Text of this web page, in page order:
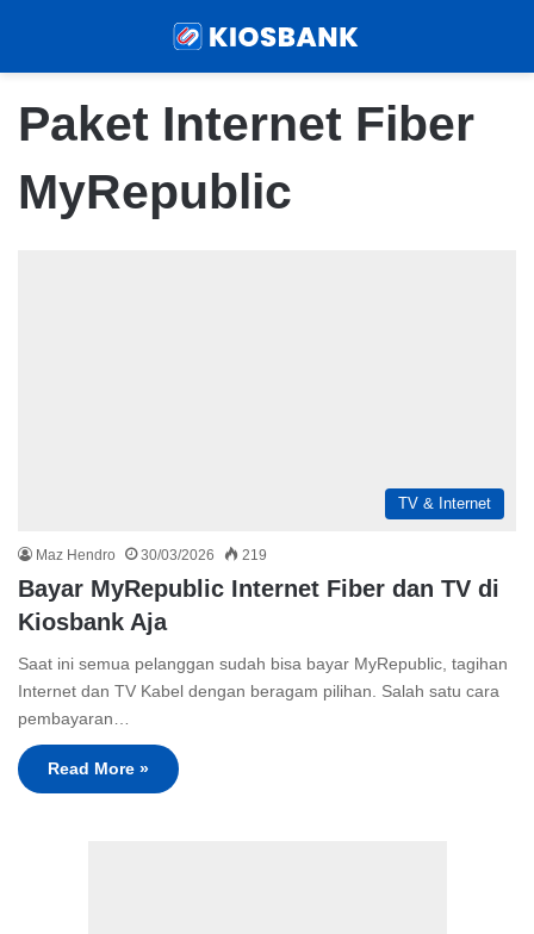
Paket Internet Fiber
MyRepublic
TV & Internet
Maz Hendro 30/03/2026 219
Bayar MyRepublic Internet Fiber dan TV di
Kiosbank Aja
Saat ini semua pelanggan sudah bisa bayar MyRepublic, tagihan
Internet dan TV Kabel dengan beragam pilihan. Salah satu cara
pembayaran…
Read More »